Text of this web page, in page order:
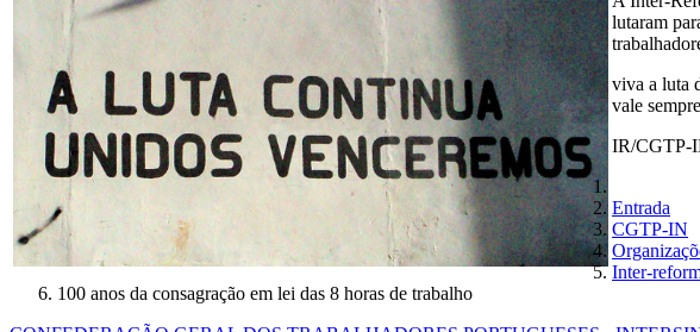
lutaram
viva a luta
vale
IR/CGTP-
Entrada
CGTP-IN
Inter-
100 anos da consagração em lei das 8 horas de trabalho